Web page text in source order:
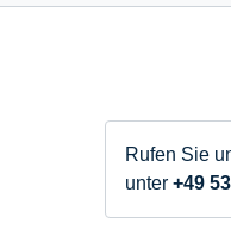
Rufen Sie
unter+49